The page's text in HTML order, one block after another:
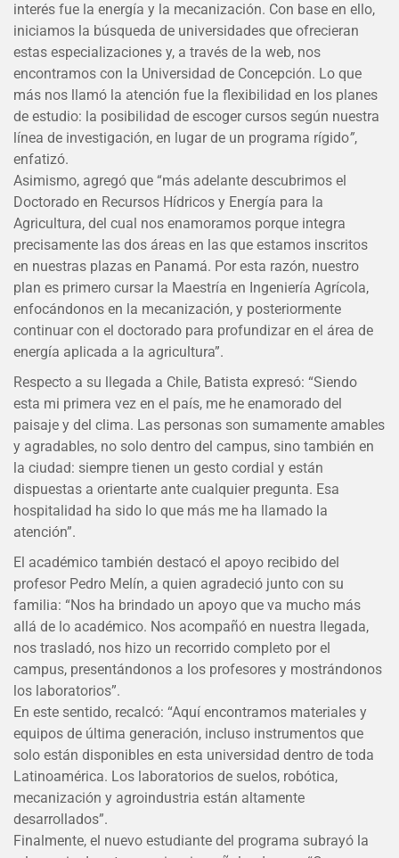
interés fue la energía y la mecanización. Con base en ello,
iniciamos la búsqueda de universidades que ofrecieran
estas especializaciones y, a través de la web, nos
encontramos con la Universidad de Concepción. Lo que
más nos llamó la atención fue la flexibilidad en los planes
de estudio: la posibilidad de escoger cursos según nuestra
línea de investigación, en lugar de un programa rígido”,
enfatizó.
Asimismo, agregó que “más adelante descubrimos el
Doctorado en Recursos Hídricos y Energía para la
Agricultura, del cual nos enamoramos porque integra
precisamente las dos áreas en las que estamos inscritos
en nuestras plazas en Panamá. Por esta razón, nuestro
plan es primero cursar la Maestría en Ingeniería Agrícola,
enfocándonos en la mecanización, y posteriormente
continuar con el doctorado para profundizar en el área de
energía aplicada a la agricultura”.
Respecto a su llegada a Chile, Batista expresó: “Siendo
esta mi primera vez en el país, me he enamorado del
paisaje y del clima. Las personas son sumamente amables
y agradables, no solo dentro del campus, sino también en
la ciudad: siempre tienen un gesto cordial y están
dispuestas a orientarte ante cualquier pregunta. Esa
hospitalidad ha sido lo que más me ha llamado la
atención”.
El académico también destacó el apoyo recibido del
profesor Pedro Melín, a quien agradeció junto con su
familia: “Nos ha brindado un apoyo que va mucho más
allá de lo académico. Nos acompañó en nuestra llegada,
nos trasladó, nos hizo un recorrido completo por el
campus, presentándonos a los profesores y mostrándonos
los laboratorios”.
En este sentido, recalcó: “Aquí encontramos materiales y
equipos de última generación, incluso instrumentos que
solo están disponibles en esta universidad dentro de toda
Latinoamérica. Los laboratorios de suelos, robótica,
mecanización y agroindustria están altamente
desarrollados”.
Finalmente, el nuevo estudiante del programa subrayó la